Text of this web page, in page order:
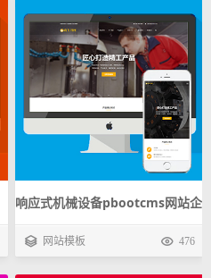
响应式机械设备pbootcms网站企
业模板 五金动力刀座手机自适应
网站模板 476